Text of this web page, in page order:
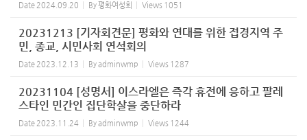
Date 2024.09.20 By평화여성회 Views 1051
20231213 [기자회견문] 평화와 연대를 위한 접경지역 주
민, 종교, 시민사회 연석회의
Date 2023.12.13 Byadminwmp Views 1287
20231104 [성명서] 이스라엘은 즉각 휴전에 응하고 팔레
스타인 민간인 집단학살을 중단하라
Date 2023.11.24 Byadminwmp Views 1244